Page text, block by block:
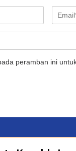
peramban ini